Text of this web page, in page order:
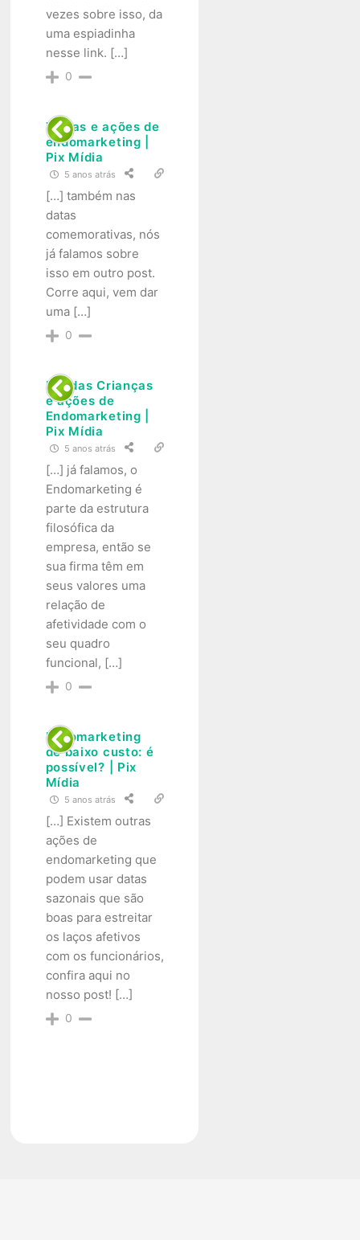
vezes sobre isso, da
uma espiadinha
nesse link. […]
0
Temas e ações de
endomarketing |
Pix Mídia
5 anos atrás
[…] também nas
datas
comemorativas, nós
já falamos sobre
isso em outro post.
Corre aqui, vem dar
uma […]
0
Dia das Crianças
e ações de
Endomarketing |
Pix Mídia
5 anos atrás
[…] já falamos, o
Endomarketing é
parte da estrutura
filosófica da
empresa, então se
sua firma têm em
seus valores uma
relação de
afetividade com o
seu quadro
funcional, […]
0
Endomarketing
de baixo custo: é
possível? | Pix
Mídia
5 anos atrás
[…] Existem outras
ações de
endomarketing que
podem usar datas
sazonais que são
boas para estreitar
os laços afetivos
com os funcionários,
confira aqui no
nosso post! […]
0